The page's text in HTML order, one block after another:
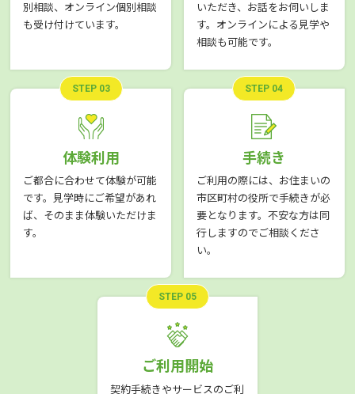
別相談、オンライン個別相談
も受け付けています。
いただき、お話をお伺いしま
す。オンラインによる見学や
相談も可能です。
STEP 03
体験利用
ご都合に合わせて体験が可能
です。見学時にご希望があれ
ば、そのまま体験いただけま
す。
STEP 04
手続き
ご利用の際には、お住まいの
市区町村の役所で手続きが必
要となります。不安な方は同
行しますのでご相談くださ
い。
STEP 05
ご利用開始
契約手続きやサービスのご利